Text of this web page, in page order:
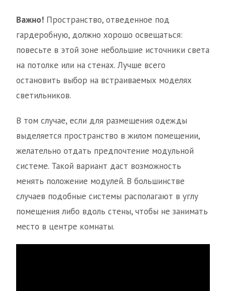
Важно! Пространство, отведенное под
гардеробную, должно хорошо освещаться:
повесьте в этой зоне небольшие источники света
на потолке или на стенах. Лучше всего
остановить выбор на встраиваемых моделях
светильников.
В том случае, если для размещения одежды
выделяется пространство в жилом помещении,
желательно отдать предпочтение модульной
системе. Такой вариант даст возможность
менять положение модулей. В большинстве
случаев подобные системы располагают в углу
помещения либо вдоль стены, чтобы не занимать
место в центре комнаты.